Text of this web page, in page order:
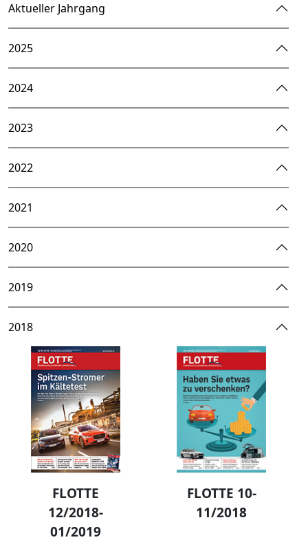
Aktueller Jahrgang
2025
2024
2023
2022
2021
2020
2019
2018
FLOTTE
12/2018-
01/2019
FLOTTE 10-
11/2018